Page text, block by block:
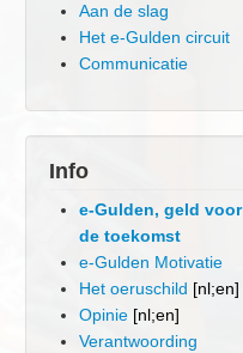
Aan de slag
Het e-Gulden circuit
Communicatie
Info
e-Gulden, geld voor
de toekomst
e-Gulden Motivatie
Het oeruschild [nl;en]
Opinie [nl;en]
Verantwoording